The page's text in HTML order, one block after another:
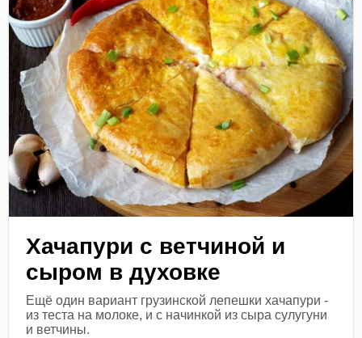
Хачапури с ветчиной и
сыром в духовке
Ещё один вариант грузинской лепешки хачапури -
из теста на молоке, и с начинкой из сыра сулугуни
и ветчины.